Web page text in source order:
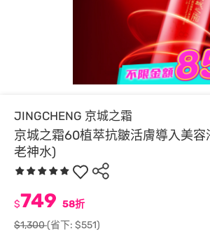
JINGCHENG 京城之霜
京城之霜60植萃抗皺活膚導入美
老神水)
$749 58折
$1,300(省下: $551)